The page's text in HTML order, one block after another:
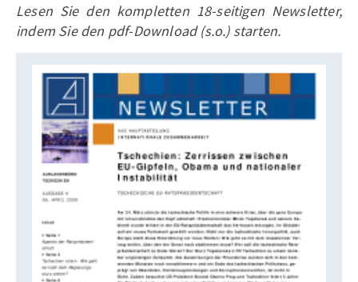
Lesen Sie den kompletten 18-seitigen Newsletter,
indem Sie den pdf-Download (s.o.) starten.